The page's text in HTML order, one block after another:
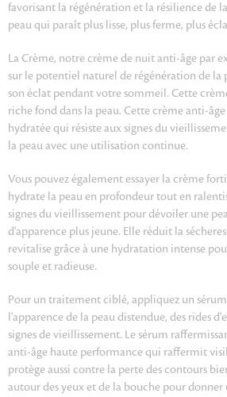
favorisant la régénération et la résilience de
peau qui paraît plus lisse, plus ferme, plus
La Crème, notre crème de nuit anti-âge par
sur le potentiel naturel de régénération de la
son éclat pendant votre sommeil. Cette
riche fond dans la peau. Cette crème anti-
hydratée qui résiste aux signes du
la peau avec une utilisation continue.
Vous pouvez également essayer la crème
hydrate la peau en profondeur tout en
signes du vieillissement pour dévoiler une
d'apparence plus jeune. Elle réduit la
revitalise grâce à une hydratation intense
souple et radieuse.
Pour un traitement ciblé, appliquez un
l'apparence de la peau distendue, des rides
signes de vieillissement. Le sérum
anti-âge haute performance qui raffermit
protège aussi contre la perte des contours
autour des yeux et de la bouche pour donner